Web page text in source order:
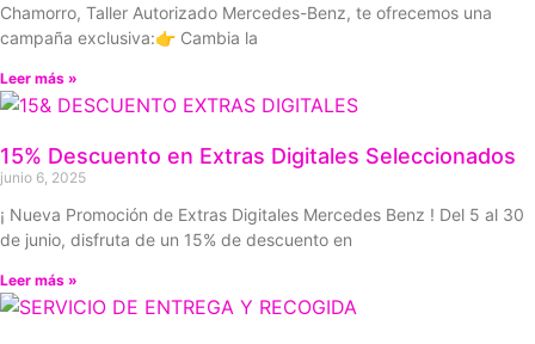
Chamorro, Taller Autorizado Mercedes-Benz, te ofrecemos una
campaña exclusiva:👉 Cambia la
Leer más »
15% Descuento en Extras Digitales Seleccionados
junio 6, 2025
¡ Nueva Promoción de Extras Digitales Mercedes Benz ! Del 5 al 30
de junio, disfruta de un 15% de descuento en
Leer más »